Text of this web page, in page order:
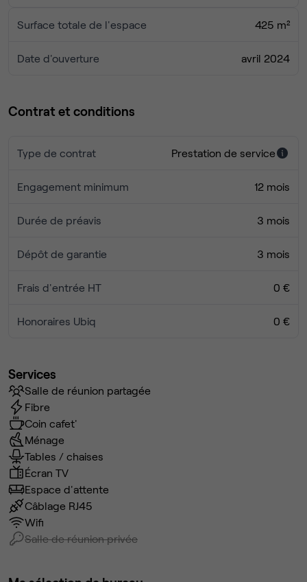
Surface totale de l'espace 425 m²
Date d'ouverture avril 2024
Contrat et conditions
Type de contrat Prestation de service
Engagement minimum 12 mois
Durée de préavis 3 mois
Dépôt de garantie 3 mois
Frais d'entrée HT 0 €
Honoraires Ubiq 0 €
Services
Salle de réunion partagée
Fibre
Coin cafet'
Ménage
Tables / chaises
Écran TV
Espace d'attente
Câblage RJ45
Wifi
Salle de réunion privée